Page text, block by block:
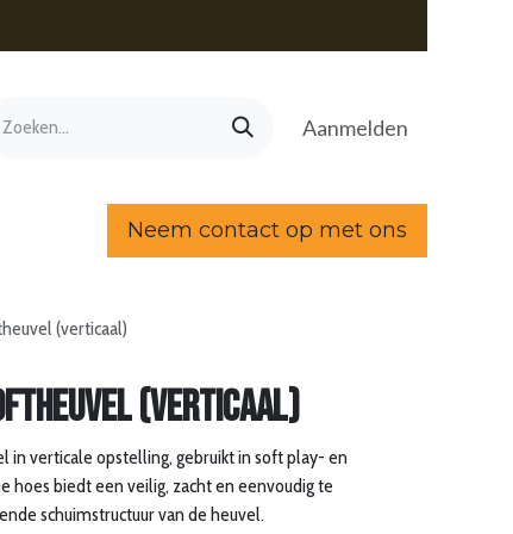
Aanmelden
Neem contact op met ons
(verticaal)
(verticaal)
in verticale opstelling, gebruikt in soft play- en
hoes biedt een veilig, zacht en eenvoudig te
schuimstructuur van de heuvel.